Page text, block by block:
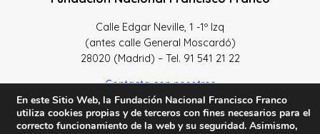
Calle Edgar Neville, 1 -1º Izq
(antes calle General Moscardó)
28020 (Madrid) – Tel. 91 541 21 22
Contacta con nosotros
En este Sitio Web, la Fundación Nacional Francisco Franco
utiliza cookies propias y de terceros con fines necesarios para el
correcto funcionamiento de la web y su seguridad. Asimismo,